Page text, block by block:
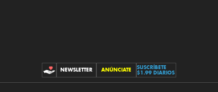
CONTRIBUCIONES
NEWSLETTER ANÚNCIATE
SUSCRÍBETE
$1.99 DIARIOS